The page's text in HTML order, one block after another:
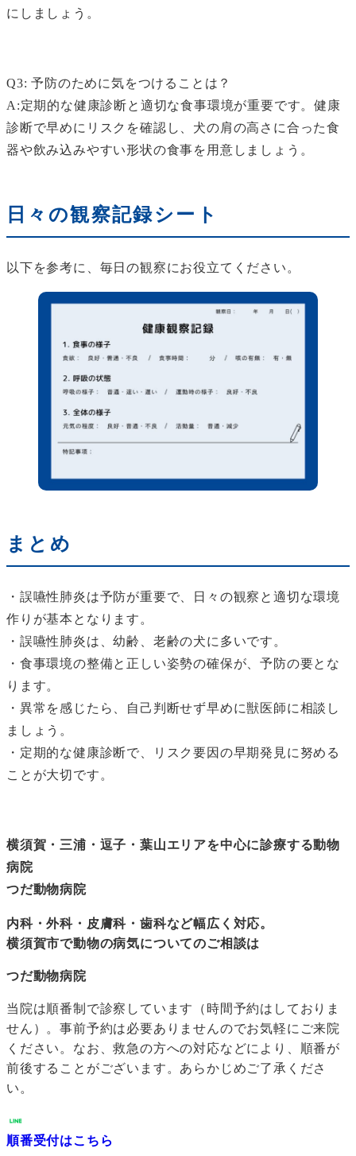
にしましょう。
Q3: 予防のために気をつけることは？
A:定期的な健康診断と適切な食事環境が重要です。健康
診断で早めにリスクを確認し、犬の肩の高さに合った食
器や飲み込みやすい形状の食事を用意しましょう。
日々の観察記録シート
以下を参考に、毎日の観察にお役立てください。
まとめ
・誤嚥性肺炎は予防が重要で、日々の観察と適切な環境
作りが基本となります。
・誤嚥性肺炎は、幼齢、老齢の犬に多いです。
・食事環境の整備と正しい姿勢の確保が、予防の要とな
ります。
・異常を感じたら、自己判断せず早めに獣医師に相談し
ましょう。
・定期的な健康診断で、リスク要因の早期発見に努める
ことが大切です。
横須賀・三浦・逗子・葉山エリアを中心に診療する動物
病院
つだ動物病院
内科・外科・皮膚科・歯科など幅広く対応。
横須賀市で動物の病気についてのご相談は
つだ動物病院
当院は順番制で診察しています（時間予約はしておりま
せん）。事前予約は必要ありませんのでお気軽にご来院
ください。なお、救急の方への対応などにより、順番が
前後することがございます。あらかじめご了承くださ
い。
順番受付はこちら